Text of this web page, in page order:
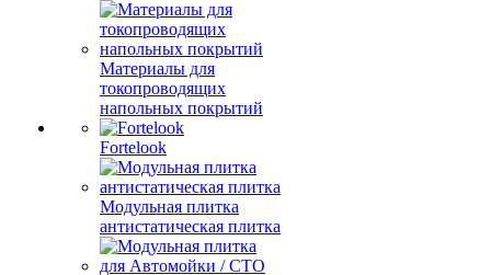
Материалы для
токопроводящих
напольных покрытий
Fortelook
Модульная плитка
антистатическая плитка